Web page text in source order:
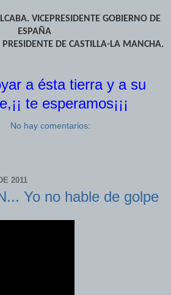
VICEPRESIDENTE GOBIERNO DE
ESPAÑA
DE CASTILLA-LA MANCHA.
a ésta tierra y a su
te esperamos¡¡¡
No hay comentarios:
2011
Yo no hable de golpe